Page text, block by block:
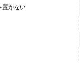
置かない